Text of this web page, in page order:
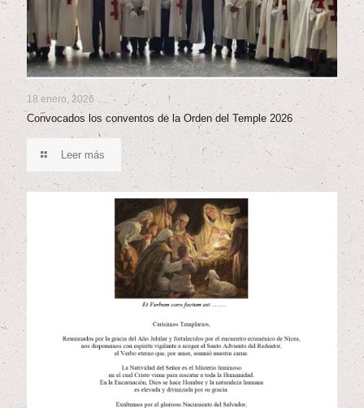
18 enero, 2026
Convocados los conventos de la Orden del Temple 2026
Leer más